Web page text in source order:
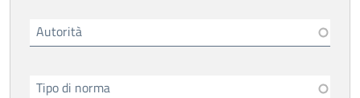
Autorità
Tipo di norma